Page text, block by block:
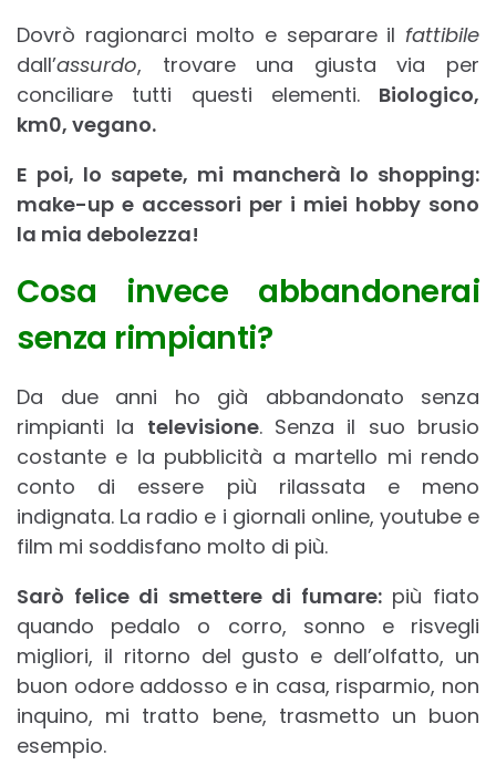
Dovrò ragionarci molto e separare il fattibile
dall’assurdo, trovare una giusta via per
conciliare tutti questi elementi. Biologico,
km0, vegano.
E poi, lo sapete, mi mancherà lo shopping:
make-up e accessori per i miei hobby sono
la mia debolezza!
Cosa invece abbandonerai
senza rimpianti?
Da due anni ho già abbandonato senza
rimpianti la televisione. Senza il suo brusio
costante e la pubblicità a martello mi rendo
conto di essere più rilassata e meno
indignata. La radio e i giornali online, youtube e
film mi soddisfano molto di più.
Sarò felice di smettere di fumare:più fiato
quando pedalo o corro, sonno e risvegli
migliori, il ritorno del gusto e dell’olfatto, un
buon odore addosso e in casa, risparmio, non
inquino, mi tratto bene, trasmetto un buon
esempio.